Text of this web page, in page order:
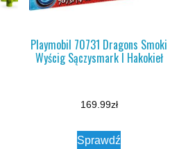
Playmobil 70731 Dragons Smoki
Wyścig Sączysmark I Hakokieł
169.99zł
Sprawdź